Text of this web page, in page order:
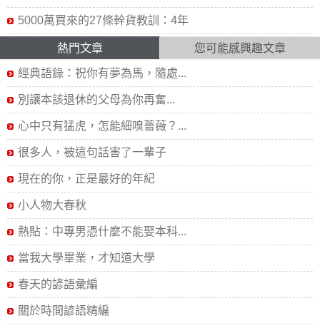
5000萬買來的27條幹貨教訓：4年
熱門文章 您可能感興趣文章
經典語錄：祝你有夢為馬，隨處...
別讓本該退休的父母為你再奮...
心中只有猛虎，怎能細嗅薔薇？...
很多人，被這句話害了一輩子
現在的你，正是最好的年紀
小人物大春秋
熱貼：中專男憑什麼不能娶本科...
當我大學畢業，才知道大學
春天的諺語彙編
關於時間諺語精編